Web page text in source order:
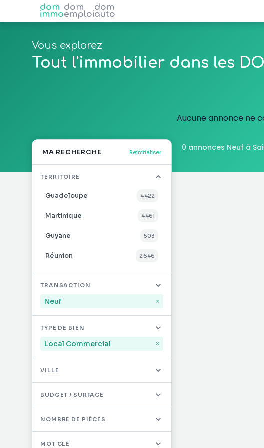
dom
immo
dom
emploi
dom
auto
Vous explorez
Tout l'immobilier dans les
Aucune annonce ne
MA RECHERCHE Réinitialiser
TERRITOIRE
Guadeloupe 4 422
Martinique 4 461
Guyane 503
Réunion 2 646
Mayotte
Saint-Barthélémy 12
TRANSACTION
Neuf ×
TYPE DE BIEN
Local Commercial ×
VILLE
BUDGET / SURFACE
NOMBRE DE PIÈCES
MOT CLÉ
0 annonces Neuf à